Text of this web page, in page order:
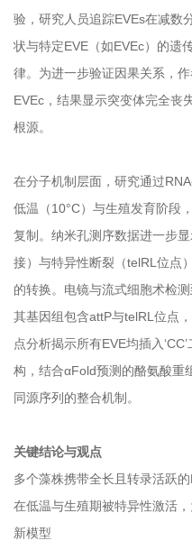
验，研究人员追踪EVEs在减数
状与特定EVE（如EVEc）的遗
律。为进一步验证因果关系，
EVEc，结果显示突变体完全丧
根源。
在分子机制层面，研究通过
低温（10°C）与生殖发育阶段
复制。纳米孔测序数据进一步
接）与特异性断裂（telRL位点
的转换。电镜与流式细胞术检
其基因组包含attP与telRL位点
点分析揭示所有EVE均插入
构，结合αFold预测的酪氨酸重
同源序列的整合机制。
关键结论与观点
多个藻株携带全长且转录活跃
在低温与生殖期被特异性激活
新模型